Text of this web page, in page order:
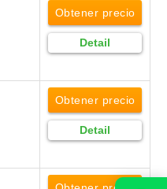
Obtener precio
Detail
Obtener precio
Detail